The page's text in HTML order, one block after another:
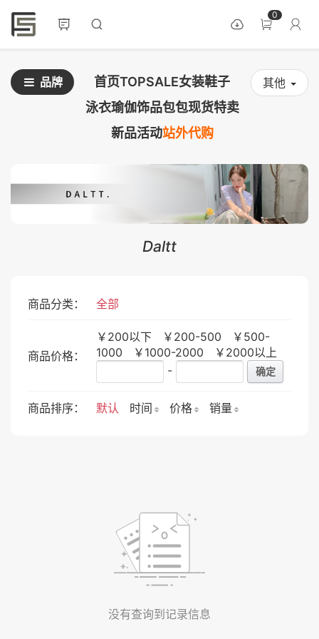
0
品牌 首页TOPSALE女装鞋子
泳衣瑜伽饰品包包现货特卖
新品活动站外代购
其他
Daltt
商品分类： 全部
商品价格：
￥200以下 ￥200-500
￥500-
1000
￥1000-2000
￥2000以上
-
确定
商品排序： 默认 时间 价格 销量
没有查询到记录信息